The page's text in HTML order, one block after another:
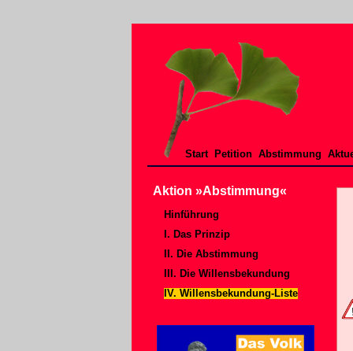
Start Petition Abstimmung
Aktion »Abstimmung«
Hinführung
I. Das Prinzip
II. Die Abstimmung
III. Die Willensbekundung
IV. Willensbekundung-Liste